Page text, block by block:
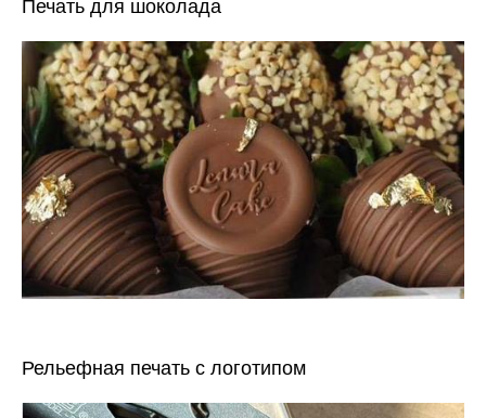
Печать для шоколада
Рельефная печать с логотипом